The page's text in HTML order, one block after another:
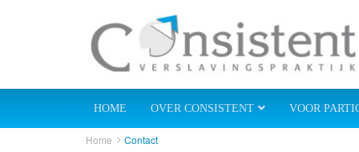
HOME OVER CONSISTENT VOOR
Home Contact